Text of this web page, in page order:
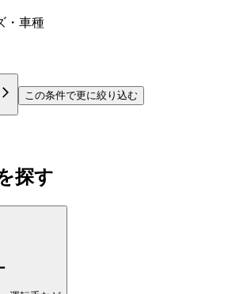
・車種
この条件で更に絞り込む
探す